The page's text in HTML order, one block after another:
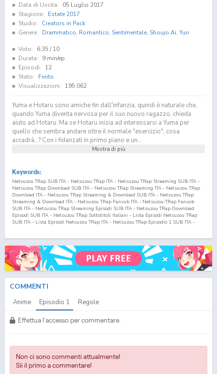
Data di Uscita:
05 Luglio 2017
Stagione:
Estate 2017
Studio:
Creators in Pack
Genere:
Drammatico, Romantico, Sentimentale, Shoujo Ai, Yuri
Voto: 6.35 / 10
Durata:
9 min/ep
Episodi:
12
Stato:
Finito
Visualizzazioni:
195.062
Yuma e Hotaru sono amiche fin dall'infanzia, quindi è naturale che,
quando Yuma diventa nervosa per il suo nuovo ragazzo, chieda
aiuto ad Hotaru. Ma se Hotaru inizia ad interessarsi a Yuma per
quello che sembra andare oltre il normale "esercizio", cosa
accadrà...? Con i fidanzati in primo piano e un...
Mostra di più
Keywords:
Netsuzou TRap SUB ITA - Netsuzou TRap ITA - Netsuzou TRap Streaming SUB ITA -
Netsuzou TRap Download SUB ITA - Netsuzou TRap Streaming ITA - Netsuzou TRap
Download ITA - Netsuzou TRap Streaming & Download SUB ITA - Netsuzou TRap
Streaming & Download ITA - Netsuzou TRap Fansub ITA - Netsuzou TRap Fansub
SUB ITA - Netsuzou TRap Streaming Episodi SUB ITA - Netsuzou TRap Download
Episodi SUB ITA - Netsuzou TRap Sottotitoli Italiani - Lista Episodi Netsuzou TRap
SUB ITA - Lista Episodi Netsuzou TRap ITA - Netsuzou TRap Episodio 1 SUB ITA -
Netsuzou Trap -NTR- ITA - Netsuzou Trap -NTR- Streaming SUB ITA - Netsuzou Trap -
NTR- Download SUB ITA - Netsuzou Trap -NTR- Streaming ITA - Netsuzou Trap -NTR-
Download ITA - Netsuzou Trap -NTR- Streaming & Download SUB ITA - Netsuzou Trap
-NTR- Streaming & Download ITA - Netsuzou Trap -NTR- Fansub ITA - Netsuzou Trap
Trap -NTR- Download Episodi SUB ITA - Netsuzou Trap -NTR- Sottotitoli Italiani -
Lista Episodi Netsuzou Trap -NTR- SUB ITA - Lista Episodi Netsuzou Trap -NTR- ITA -
Netsuzou Trap -NTR- Streaming Episodio
ITA - Netsuzou Trap -NTR- Download Episodio
NTR- Download Episodio
COMMENTI
Anime Episodio 1 Regole
Effettua l'accesso per commentare.
Non ci sono commenti attualmente!
Sii il primo a commentare!